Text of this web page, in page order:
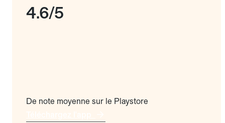
4.6/5
De note moyenne sur le Playstore